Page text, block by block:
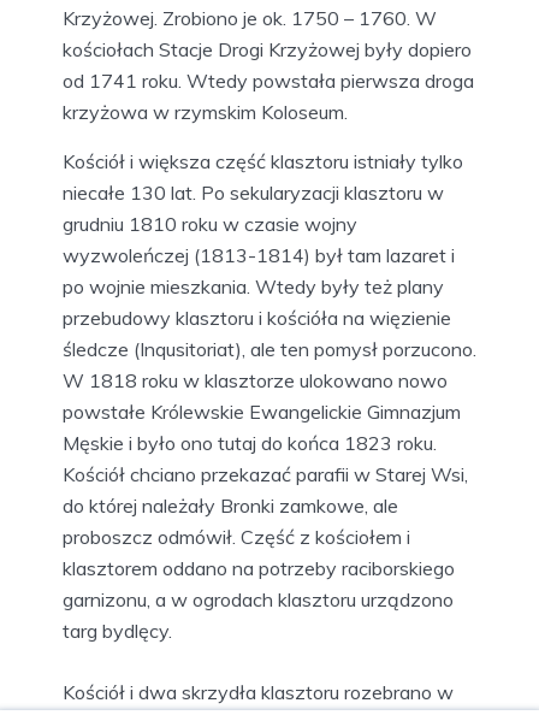
Krzyżowej. Zrobiono je ok. 1750 – 1760. W
kościołach Stacje Drogi Krzyżowej były dopiero
od 1741 roku. Wtedy powstała pierwsza droga
krzyżowa w rzymskim Koloseum.
Kościół i większa część klasztoru istniały tylko
niecałe 130 lat. Po sekularyzacji klasztoru w
grudniu 1810 roku w czasie wojny
wyzwoleńczej (1813-1814) był tam lazaret i
po wojnie mieszkania. Wtedy były też plany
przebudowy klasztoru i kościóła na więzienie
śledcze (Inqusitoriat), ale ten pomysł porzucono.
W 1818 roku w klasztorze ulokowano nowo
powstałe Królewskie Ewangelickie Gimnazjum
Męskie i było ono tutaj do końca 1823 roku.
Kościół chciano przekazać parafii w Starej Wsi,
do której należały Bronki zamkowe, ale
proboszcz odmówił. Część z kościołem i
klasztorem oddano na potrzeby raciborskiego
garnizonu, a w ogrodach klasztoru urządzono
targ bydlęcy.
Kościół i dwa skrzydła klasztoru rozebrano w